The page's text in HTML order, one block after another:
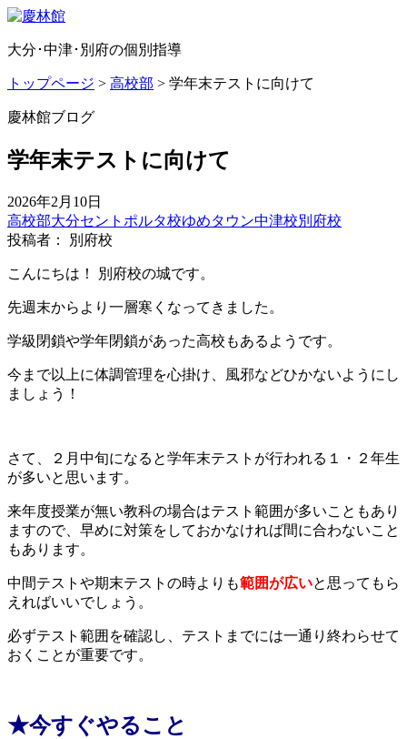
大分･中津･別府の個別指導
トップページ > 高校部 > 学年末テストに向けて
慶林館ブログ
学年末テストに向けて
2026年2月10日
高校部大分セントポルタ校ゆめタウン中津校別府校
投稿者： 別府校
こんにちは！ 別府校の城です。
先週末からより一層寒くなってきました。
学級閉鎖や学年閉鎖があった高校もあるようです。
今まで以上に体調管理を心掛け、風邪などひかないようにし
ましょう！
さて、２月中旬になると学年末テストが行われる１・２年生
が多いと思います。
来年度授業が無い教科の場合はテスト範囲が多いこともあり
ますので、早めに対策をしておかなければ間に合わないこと
もあります。
中間テストや期末テストの時よりも範囲が広いと思ってもら
えればいいでしょう。
必ずテスト範囲を確認し、テストまでには一通り終わらせて
おくことが重要です。
★今すぐやること